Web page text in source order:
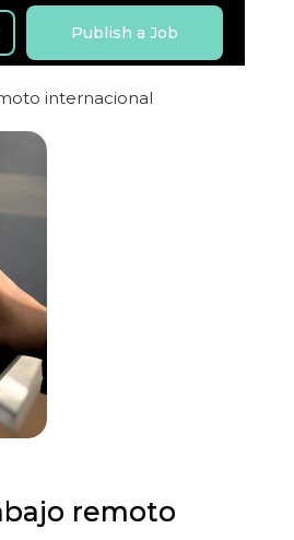
Publish a Job
internacional
remoto